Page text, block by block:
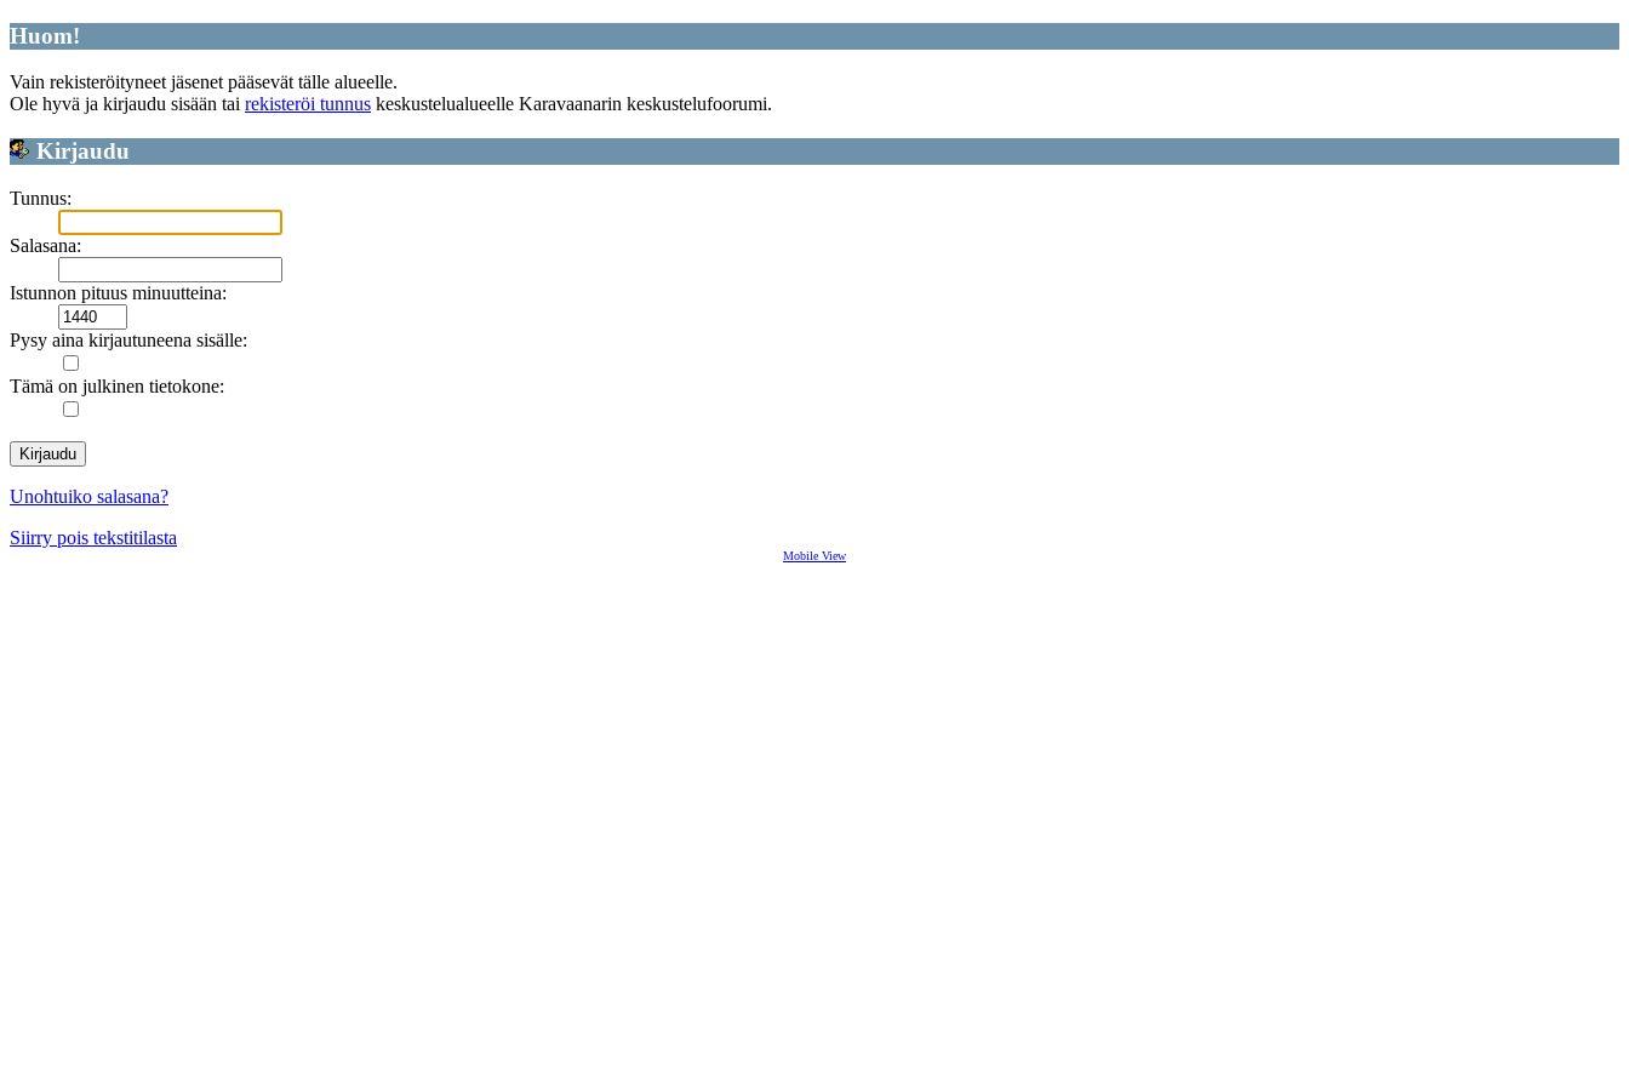
Huom!
Vain rekisteröityneet jäsenet pääsevät tälle alueelle.
Ole hyvä ja kirjaudu sisään tai rekisteröi tunnus keskustelualueelle Karavaanarin keskustelufoorumi.
Kirjaudu
Tunnus:
Salasana:
Istunnon pituus minuutteina:
Pysy aina kirjautuneena sisälle:
Tämä on julkinen tietokone:
Unohtuiko salasana?
Siirry pois tekstitilasta
Mobile View